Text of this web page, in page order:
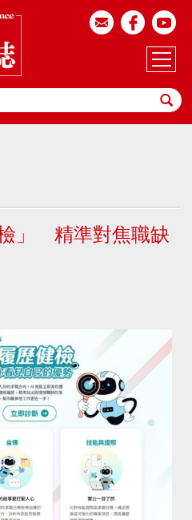
」 精準對焦職缺